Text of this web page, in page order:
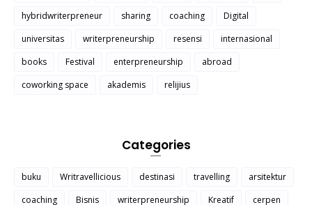
hybridwriterpreneur
sharing coaching
Digital
universitas
writerpreneurship resensi
internasional
books
Festival enterpreneurship
abroad
coworking space
akademis relijius
Categories
buku Writravellicious destinasi travelling
arsitektur
coaching
Bisnis writerpreneurship Kreatif
cerpen